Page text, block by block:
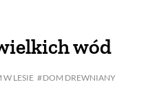
wód
W LESIE
DOM DREWNIANY